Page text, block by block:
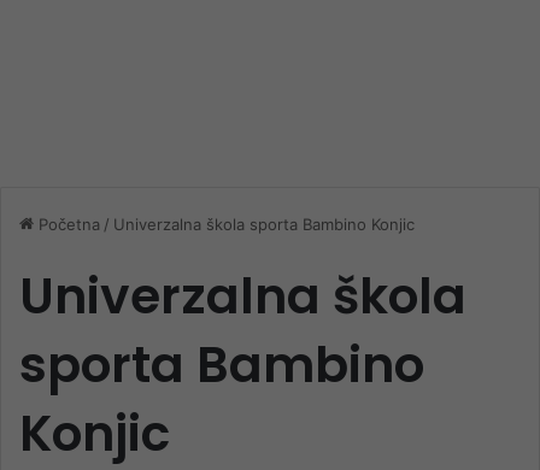
Početna / Univerzalna škola sporta Bambino Konjic
Univerzalna škola
sporta Bambino
Konjic